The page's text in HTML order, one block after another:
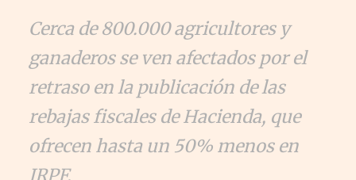
Cerca de 800.000 agricultores y
ganaderos se ven afectados por el
retraso en la publicación de las
rebajas fiscales de Hacienda, que
ofrecen hasta un 50% menos en
IRPF.